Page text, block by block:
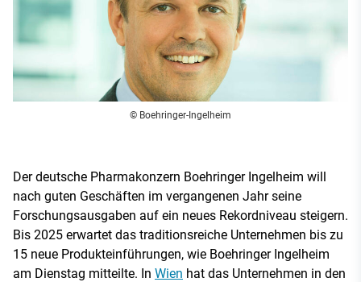
© Boehringer-Ingelheim
Der deutsche Pharmakonzern Boehringer Ingelheim will
nach guten Geschäften im vergangenen Jahr seine
Forschungsausgaben auf ein neues Rekordniveau steigern.
Bis 2025 erwartet das traditionsreiche Unternehmen bis zu
15 neue Produkteinführungen, wie Boehringer Ingelheim
am Dienstag mitteilte. In Wien hat das Unternehmen in den